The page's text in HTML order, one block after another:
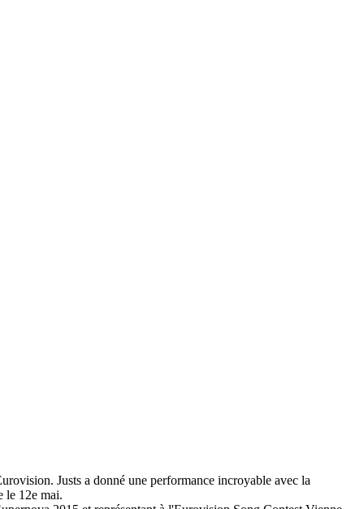
Justs a donné une performance incroyable avec la
le 12e mai.